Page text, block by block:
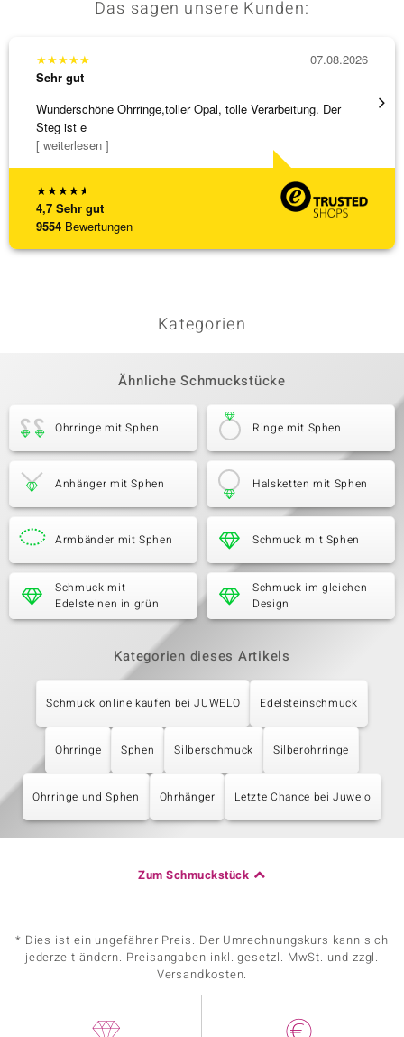
Das sagen unsere Kunden:
★★★★★
4,7 Sehr gut
9554 Bewertungen
★★★★★
Sehr gut
Wunderschöne Ohrringe,toller Opal, tolle Verarbeitung. Der
Steg ist e
[ weiterlesen ]
07.08.2026
Die
Kategorien
Ähnliche Schmuckstücke
Ohrringe mit Sphen Ringe mit Sphen
Anhänger mit Sphen Halsketten mit Sphen
Armbänder mit Sphen Schmuck mit Sphen
Schmuck mit
Edelsteinen in grün
Schmuck im gleichen
Design
Kategorien dieses Artikels
Schmuck online kaufen bei JUWELO Edelsteinschmuck
Ohrringe Sphen Silberschmuck Silberohrringe
Ohrringe und Sphen Ohrhänger Letzte Chance bei Juwelo
Zum Schmuckstück
* Dies ist ein ungefährer Preis. Der Umrechnungskurs kann sich
jederzeit ändern. Preisangaben inkl. gesetzl. MwSt. und zzgl.
Versandkosten.